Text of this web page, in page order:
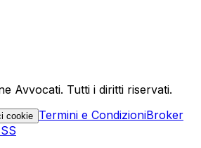
Avvocati. Tutti i diritti riservati.
cookie Termini e CondizioniBroker